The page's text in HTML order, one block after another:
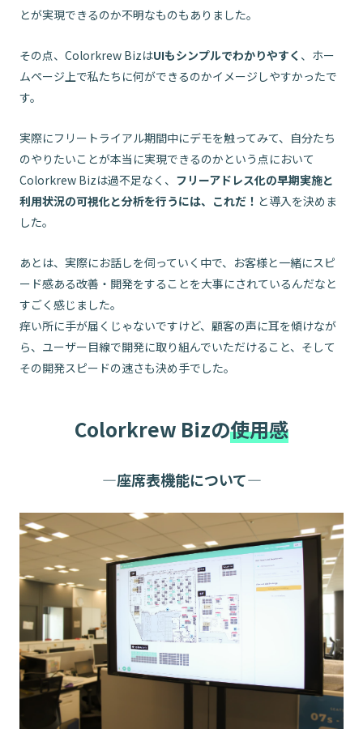
とが実現できるのか不明なものもありました。
その点、Colorkrew BizはUIもシンプルでわかりやすく 、ホー
ムページ上で私たちに何ができるのかイメージしやすかったで
す。
実際にフリートライアル期間中にデモを触ってみて、自分たち
のやりたいことが本当に実現できるのかという点において
Colorkrew Bizは過不足なく、 フリーアドレス化の早期実施と
利用状況の可視化と分析を行うには、これだ！ と導入を決めま
した。
あとは、実際にお話しを伺っていく中で、お客様と一緒にスピ
ード感ある改善・開発をすることを大事にされているんだなと
すごく感じました。
痒い所に手が届くじゃないですけど、顧客の声に耳を傾けなが
ら、ユーザー目線で開発に取り組んでいただけること、そして
その開発スピードの速さも決め手でした。
Colorkrew Bizの使用感
座席表機能について